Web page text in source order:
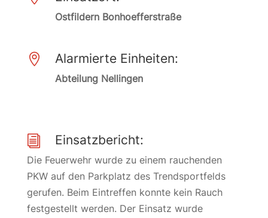
Ostfildern Bonhoefferstraße
 Alarmierte Einheiten:
Abteilung Nellingen
i Einsatzbericht:
Die Feuerwehr wurde zu einem rauchenden
PKW auf den Parkplatz des Trendsportfelds
gerufen. Beim Eintreffen konnte kein Rauch
festgestellt werden. Der Einsatz wurde